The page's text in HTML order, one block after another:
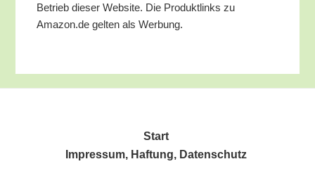
Betrieb die­ser Web­site. Die Pro­dukt­links zu
Amazon.de gel­ten als Werbung.
Start
Impres­sum, Haf­tung, Datenschutz